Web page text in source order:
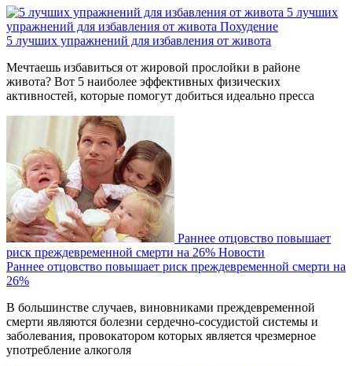
5 лучших
упражнений для избавления от живота Похудение
5 лучших упражнений для избавления от живота
Мечтаешь избавиться от жировой прослойки в районе
живота? Вот 5 наиболее эффективных физических
активностей, которые помогут добиться идеально пресса
Раннее отцовство повышает
риск преждевременной смерти на 26% Новости
Раннее отцовство повышает риск преждевременной смерти на
26%
В большинстве случаев, виновниками преждевременной
смерти являются болезни сердечно-сосудистой системы и
заболевания, провокатором которых является чрезмерное
употребление алкоголя